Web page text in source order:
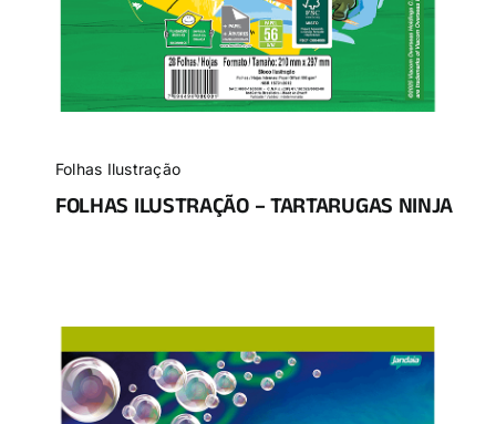
Folhas Ilustração
FOLHAS ILUSTRAÇÃO – TARTARUGAS NINJA